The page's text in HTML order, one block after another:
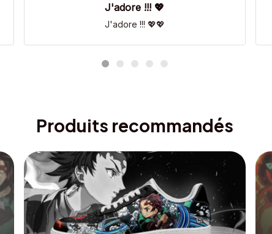
J'adore !!! 💖
J'adore !!! 💖💖
Produits recommandés